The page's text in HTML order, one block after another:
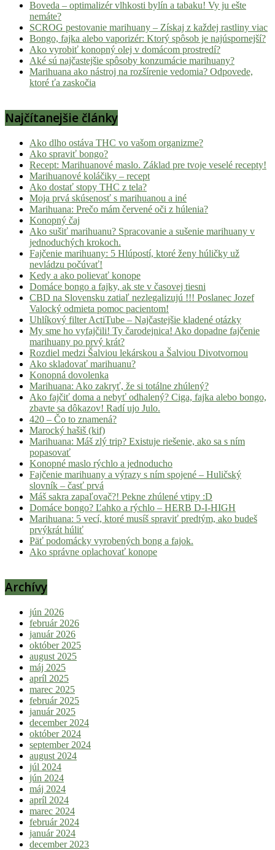
stoner
tipy
lifestyle.
Klikni
nalaď
na
Boveda – optimalizér vlhkosti bylín a tabaku! Vy ju ešte
nemáte?
SCROG pestovanie marihuany – Získaj z každej rastliny viac
Bongo, fajka alebo vaporizér: Ktorý spôsob je najúspornejší?
Ako vyrobiť konopný olej v domácom prostredí?
Aké sú najčastejšie spôsoby konzumácie marihuany?
Marihuana ako nástroj na rozšírenie vedomia? Odpovede,
ktoré ťa zaskočia
Najčítanejšie články
Ako dlho ostáva THC vo vašom organizme?
Ako spraviť bongo?
Recept: Marihuanové maslo. Základ pre tvoje veselé recepty!
Marihuanové koláčiky – recept
Ako dostať stopy THC z tela?
Moja prvá skúsenosť s marihuanou a iné
Marihuana: Prečo mám červené oči z húlenia?
Konopný čaj
Ako sušiť marihuanu? Spracovanie a sušenie marihuany v
jednoduchých krokoch.
Fajčenie marihuany: 5 Hlúpostí, ktoré ženy húličky už
nevládzu počúvať!
Kedy a ako polievať konope
Domáce bongo a fajky, ak ste v časovej tiesni
CBD na Slovensku zatiaľ nezlegalizujú !!! Poslanec Jozef
Valocký odmieta pomoc pacientom!
Uhlíkový filter ActiTube – Najčastejšie kladené otázky
My sme ho vyfajčili! Ty čarodejnica! Ako dopadne fajčenie
marihuany po prvý krát?
Rozdiel medzi Šalviou lekárskou a Šalviou Divotvornou
Ako skladovať marihuanu?
Konopná dovolenka
Marihuana: Ako zakryť, že si totálne zhúlený?
Ako fajčiť doma a nebyť odhalený? Ciga, fajka alebo bongo,
zbavte sa dôkazov! Radí ujo Julo.
420 – Čo to znamená?
Marocký hašiš (kif)
Marihuana: Máš zlý trip? Existuje riešenie, ako sa s ním
popasovať
Konopné maslo rýchlo a jednoducho
Fajčenie marihuany a výrazy s ním spojené – Huličský
slovník – časť prvá
Máš sakra zapaľovač?! Pekne zhúlené vtipy :D
Domáce bongo? Ľahko a rýchlo – HERB D-I-HIGH
Marihuana: 5 vecí, ktoré musíš spraviť predtým, ako budeš
prvýkrát húliť
Päť podomácky vyrobených bong a fajok.
Ako správne oplachovať konope
Archívy
jún 2026
február 2026
január 2026
október 2025
august 2025
máj 2025
apríl 2025
marec 2025
február 2025
január 2025
december 2024
október 2024
september 2024
august 2024
júl 2024
jún 2024
máj 2024
apríl 2024
marec 2024
február 2024
január 2024
december 2023